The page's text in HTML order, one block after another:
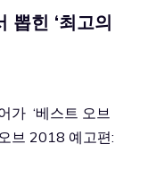
힌 ‘최고의
가 ‘베스트 오브
브 2018 예고편: